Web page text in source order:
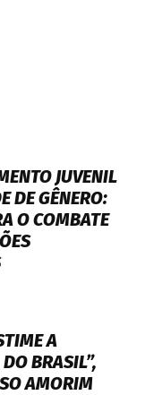
JUVENIL
DE GÊNERO:
O COMBATE
A
BRASIL”,
AMORIM